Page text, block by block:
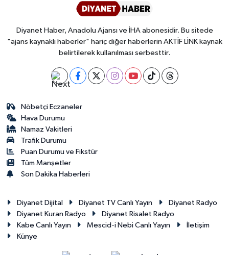
Diyanet Haber, Anadolu Ajansı ve İHA abonesidir. Bu sitede
"ajans kaynaklı haberler" hariç diğer haberlerin AKTİF LİNK kaynak
belirtilerek kullanılması serbesttir.
Nöbetçi Eczaneler
Hava Durumu
Namaz Vakitleri
Trafik Durumu
Puan Durumu ve Fikstür
Tüm Manşetler
Son Dakika Haberleri
Diyanet Dijital Diyanet TV Canlı Yayın
Diyanet Radyo
Diyanet Kuran Radyo
Diyanet Risalet Radyo
Kabe Canlı Yayın
Mescid-i Nebi Canlı Yayın
İletişim
Künye
Van Müftülüğü
Yalova Müftülüğü
Zonguldak Müftülüğü